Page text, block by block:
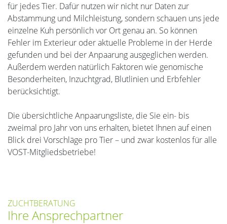
für jedes Tier. Dafür nutzen wir nicht nur Daten zur
Abstammung und Milchleistung, sondern schauen uns jede
einzelne Kuh persönlich vor Ort genau an. So können
Fehler im Exterieur oder aktuelle Probleme in der Herde
gefunden und bei der Anpaarung ausgeglichen werden.
Außerdem werden natürlich Faktoren wie genomische
Besonderheiten, Inzuchtgrad, Blutlinien und Erbfehler
berücksichtigt.
Die übersichtliche Anpaarungsliste, die Sie ein- bis
zweimal pro Jahr von uns erhalten, bietet Ihnen auf einen
Blick drei Vorschläge pro Tier – und zwar kostenlos für alle
VOST-Mitgliedsbetriebe!
ZUCHTBERATUNG
Ihre Ansprechpartner